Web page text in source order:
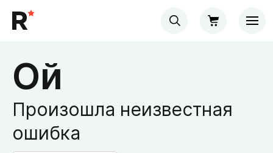
Ой
Произошла неизвестная
ошибка